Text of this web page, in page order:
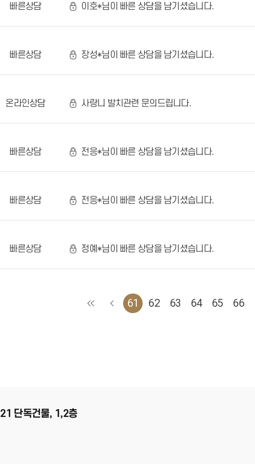
빠른상담 이호*님이 빠른 상담을 남기셨습니다.
빠른상담 장성*님이 빠른 상담을 남기셨습니다.
온라인상담 사랑니 발치관련 문의드립니다.
빠른상담 전응*님이 빠른 상담을 남기셨습니다.
빠른상담 전응*님이 빠른 상담을 남기셨습니다.
빠른상담 정예*님이 빠른 상담을 남기셨습니다.
61 62 63 64 65 66
단독건물, 1,2층